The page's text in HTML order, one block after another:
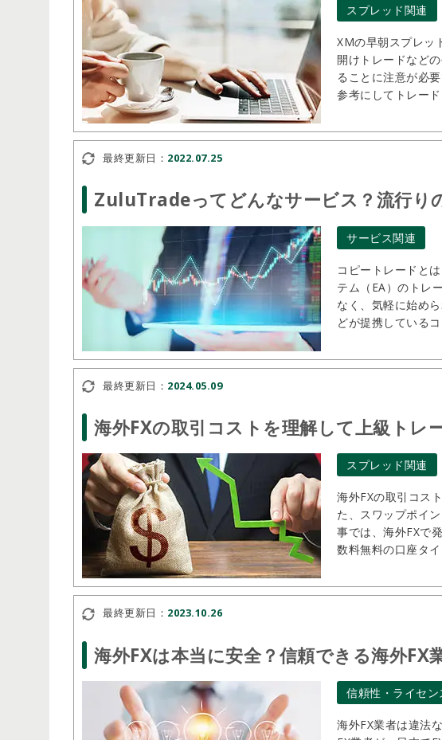
スプレッド関連
XMの早朝スプレッ
開けトレードなど
ることに注意が必
参考にしてトレー
最終更新日： 2022.07.25
ZuluTradeってどんなサービス？流行り
サービス関連
コピートレードと
テム（EA）のトレ
なく、気軽に始め
どが提携している
最終更新日： 2024.05.09
海外FXの取引コストを理解して上級トレ
スプレッド関連
海外FXの取引コス
た、スワップポイ
事では、海外FXで
数料無料の口座タ
最終更新日： 2023.10.26
海外FXは本当に安全？信頼できる海外FX
信頼性・ライセン
海外FX業者は違法